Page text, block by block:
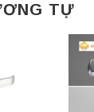
TỰ